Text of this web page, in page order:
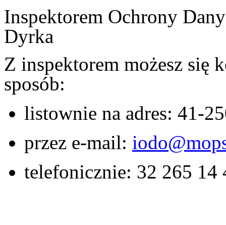
Inspektorem Ochrony
Dyrka
Z inspektorem możesz się
sposób:
listownie na adres: 41-
przez e-mail: iodo
telefonicznie: 32 265 14